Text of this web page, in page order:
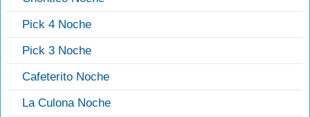
Pick 4 Noche
Pick 3 Noche
Cafeterito Noche
La Culona Noche